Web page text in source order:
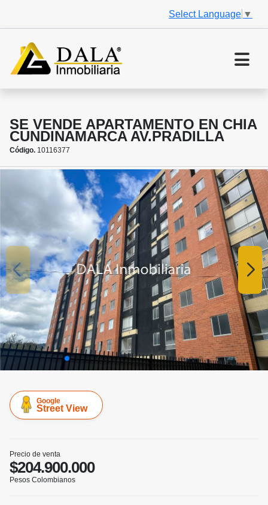
Select Language ▼
SE VENDE APARTAMENTO EN CHIA
CUNDINAMARCA AV.PRADILLA
Código. 10116377
Google
Street View
Precio de venta
$204.900.000
Pesos Colombianos